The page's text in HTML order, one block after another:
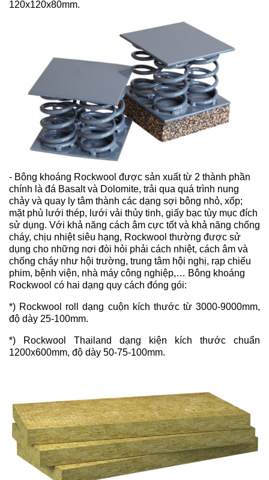
120x120x80mm.
- Bông khoáng Rockwool được sản xuất từ 2 thành phần
chính là đá Basalt và Dolomite, trải qua quá trình nung
chảy và quay ly tâm thành các dạng sợi bông nhỏ, xốp;
mặt phủ lưới thép, lưới vải thủy tinh, giấy bạc tùy mục đích
sử dụng. Với khả năng cách âm cực tốt và khả năng chống
cháy, chịu nhiệt siêu hạng, Rockwool thường được sử
dụng cho những nơi đòi hỏi phải cách nhiệt, cách âm và
chống cháy như hội trường, trung tâm hội nghị, rạp chiếu
phim, bệnh viện, nhà máy công nghiệp,… Bông khoáng
Rockwool có hai dạng quy cách đóng gói:
*) Rockwool roll dạng cuộn kích thước từ 3000-9000mm,
độ dày 25-100mm.
*) Rockwool Thailand dạng kiện kích thước chuẩn
1200x600mm, độ dày 50-75-100mm.